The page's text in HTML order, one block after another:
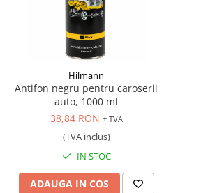
Hilmann
Antifon negru pentru caroserii
auto, 1000 ml
38,84 RON + TVA
(TVA inclus)
IN STOC
ADAUGA IN COS